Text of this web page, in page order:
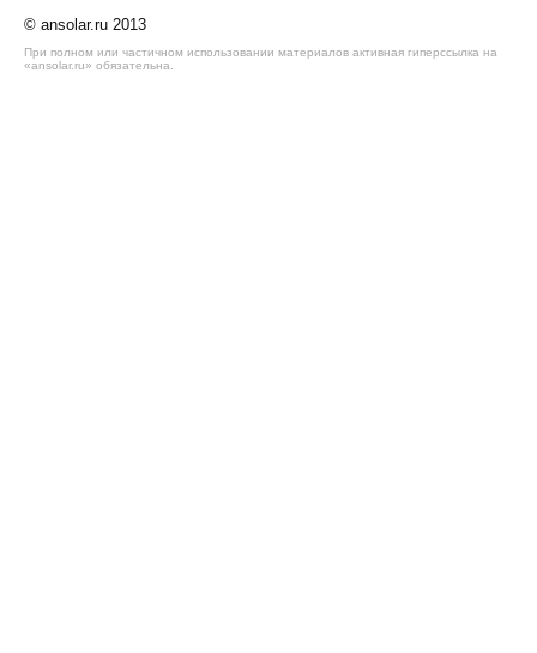
© ansolar.ru 2013
При полном или частичном использовании материалов активная гиперссылка на
«ansolar.ru» обязательна.